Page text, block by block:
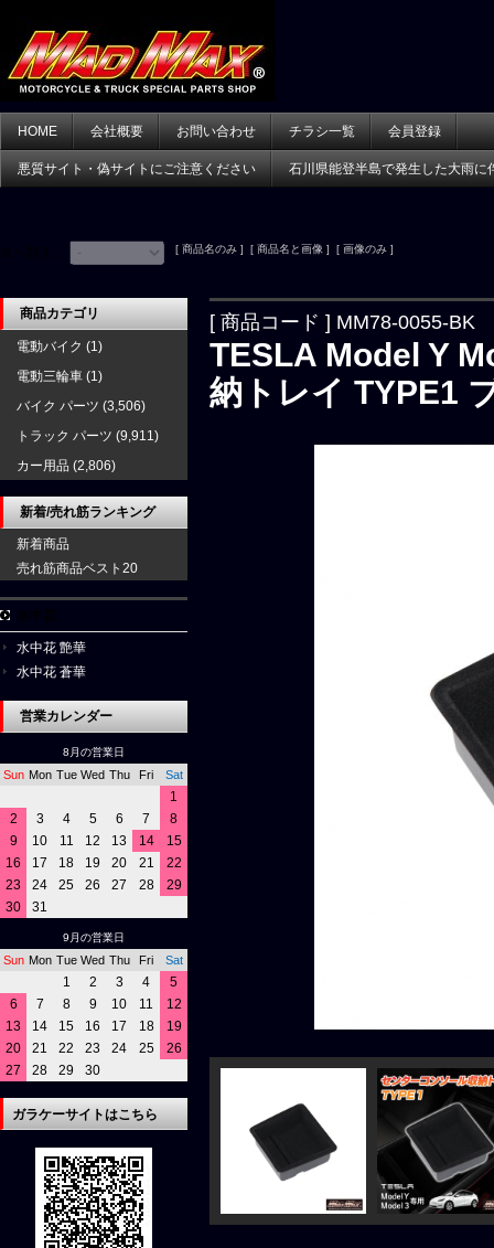
HOME 会社概要 お問い合わせ チラシ一覧 会員登録
悪質サイト・偽サイトにご注意ください 石川県能登半島で発生した大雨に
[ 商品名のみ ] [ 商品名と画像 ] [ 画像のみ ]
[ 商品コード ] MM78-0055-BK
TESLA Model Y
納トレイ TYPE1
商品カテゴリ
電動バイク (1)
電動三輪車 (1)
バイク パーツ (3,506)
トラック パーツ (9,911)
カー用品 (2,806)
新着/売れ筋ランキング
新着商品
売れ筋商品ベスト20
水中花 艶華
水中花 蒼華
営業カレンダー
8月の営業日
Sun Mon Tue Wed Thu Fri Sat
1
2
3 4 5 6 7
8
9
10 11 12 13 14
15
16
17 18 19 20 21
22
23
24 25 26 27 28
29
30
31
9月の営業日
Sun Mon Tue Wed Thu Fri Sat
1 2 3 4
5
6
7 8 9 10 11
12
13
14 15 16 17 18
19
20
21 22 23 24 25
26
27
28 29 30
ガラケーサイトはこちら